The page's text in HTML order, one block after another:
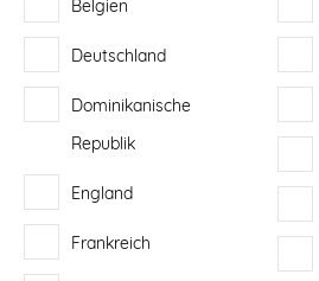
Belgien
Deutschland
Dominikanische
Republik
England
Frankreich